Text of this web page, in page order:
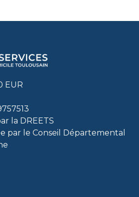
EUR
la DREETS
par le Conseil Départemental